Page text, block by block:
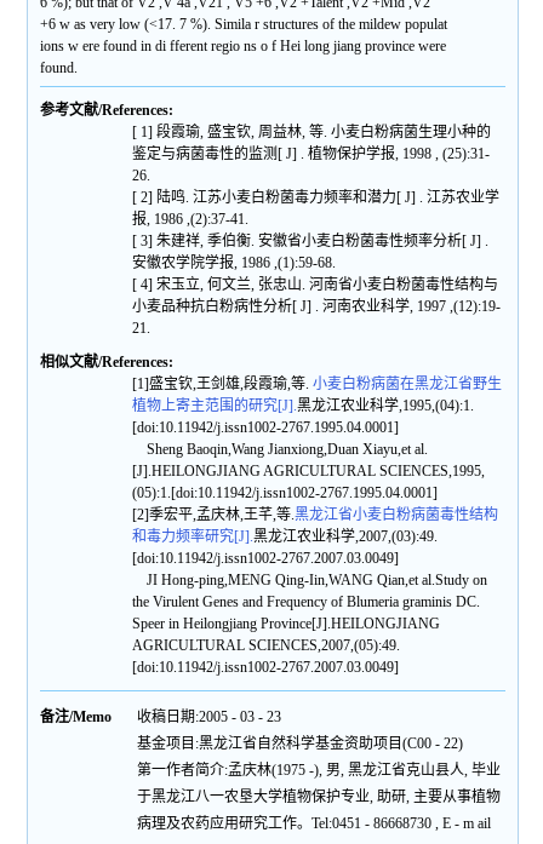
+6 w as very low (<17. 7 %). Simila r structures of the mildew populat
ions w ere found in di fferent regio ns o f Hei long jiang province were
found.
参考文献/References:
[ 1] 段霞瑜, 盛宝钦, 周益林, 等. 小麦白粉病菌生理小种的
鉴定与病菌毒性的监测[ J] . 植物保护学报, 1998 , (25):31-
26.
[ 2] 陆鸣. 江苏小麦白粉菌毒力频率和潜力[ J] . 江苏农业学
报, 1986 ,(2):37-41.
[ 3] 朱建祥, 季伯衡. 安徽省小麦白粉菌毒性频率分析[ J] .
安徽农学院学报, 1986 ,(1):59-68.
[ 4] 宋玉立, 何文兰, 张忠山. 河南省小麦白粉菌毒性结构与
小麦品种抗白粉病性分析[ J] . 河南农业科学, 1997 ,(12):19-
21.
相似文献/References:
[1]盛宝钦,王剑雄,段霞瑜,等. 小麦白粉病菌在黑龙江省野生
植物上寄主范围的研究[J].黑龙江农业科学,1995,(04):1.
[doi:10.11942/j.issn1002-2767.1995.04.0001]
Sheng Baoqin,Wang Jianxiong,Duan Xiayu,et al.
[J].HEILONGJIANG AGRICULTURAL SCIENCES,1995,
(05):1.[doi:10.11942/j.issn1002-2767.1995.04.0001]
[2]季宏平,孟庆林,王芊,等.黑龙江省小麦白粉病菌毒性结构
和毒力频率研究[J].黑龙江农业科学,2007,(03):49.
[doi:10.11942/j.issn1002-2767.2007.03.0049]
JI Hong-ping,MENG Qing-Iin,WANG Qian,et al.Study on
the Virulent Genes and Frequency of Blumeria graminis DC.
Speer in Heilongjiang Province[J].HEILONGJIANG
AGRICULTURAL SCIENCES,2007,(05):49.
[doi:10.11942/j.issn1002-2767.2007.03.0049]
备注/Memo
收稿日期:2005 - 03 - 23
基金项目:黑龙江省自然科学基金资助项目(C00 - 22)
第一作者简介:孟庆林(1975 -), 男, 黑龙江省克山县人, 毕业
于黑龙江八一农垦大学植物保护专业, 助研, 主要从事植物
病理及农药应用研究工作。Tel:0451 - 86668730 , E - m ail